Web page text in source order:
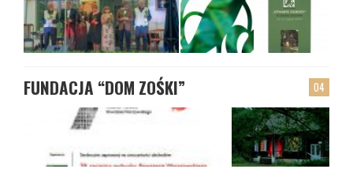
04
FUNDACJA “DOM ZOŚKI”